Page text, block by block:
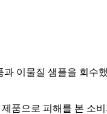
이물질 샘플을 회수
품으로 피해를 본 소